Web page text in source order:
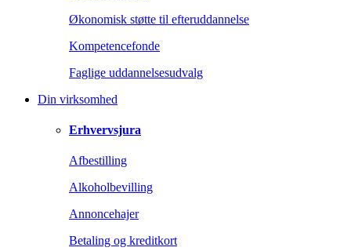
Økonomisk støtte til efteruddannelse
Kompetencefonde
Faglige uddannelsesudvalg
Din virksomhed
Erhvervsjura
Afbestilling
Alkoholbevilling
Annoncehajer
Betaling og kreditkort